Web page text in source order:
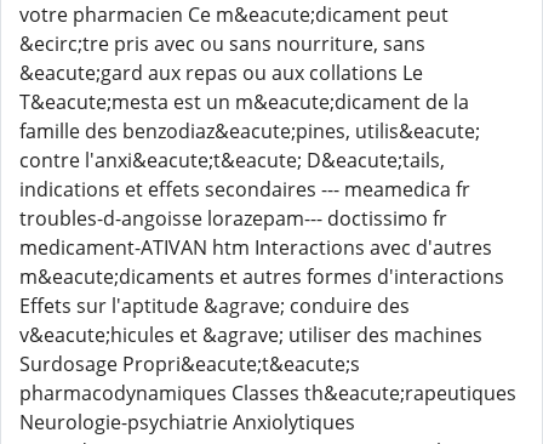
votre pharmacien Ce m&eacute;dicament peut
&ecirc;tre pris avec ou sans nourriture, sans
&eacute;gard aux repas ou aux collations Le
T&eacute;mesta est un m&eacute;dicament de la
famille des benzodiaz&eacute;pines, utilis&eacute;
contre l'anxi&eacute;t&eacute; D&eacute;tails,
indications et effets secondaires --- meamedica fr
troubles-d-angoisse lorazepam--- doctissimo fr
medicament-ATIVAN htm Interactions avec d'autres
m&eacute;dicaments et autres formes d'interactions
Effets sur l'aptitude &agrave; conduire des
v&eacute;hicules et &agrave; utiliser des machines
Surdosage Propri&eacute;t&eacute;s
pharmacodynamiques Classes th&eacute;rapeutiques
Neurologie-psychiatrie Anxiolytiques